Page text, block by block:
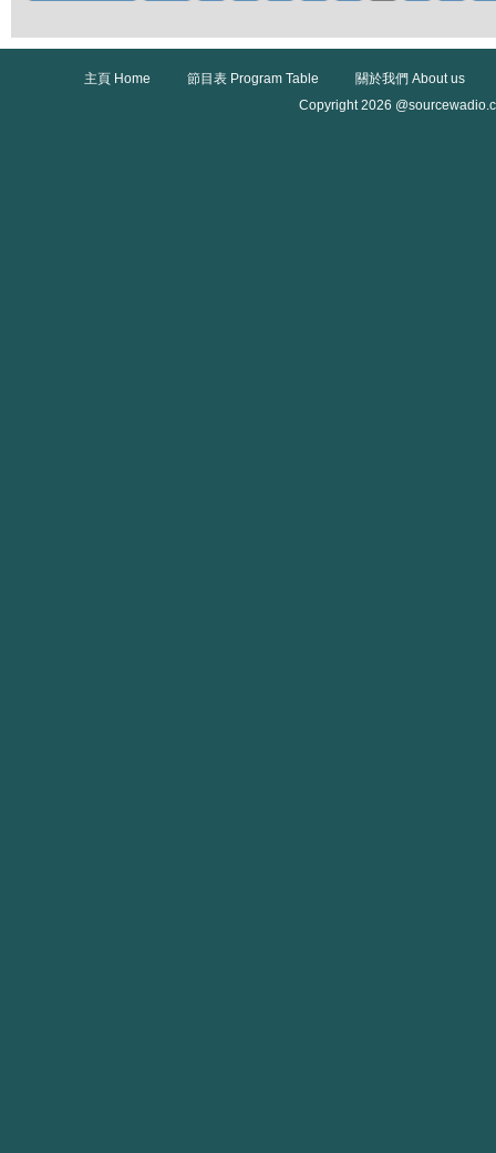
主頁 Home 節目表 Program Table
關於我們 About us
Copyright 2026